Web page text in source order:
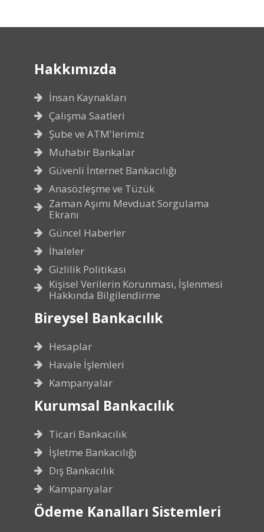
Hakkımızda
İnsan Kaynakları
Çalışma Saatleri
Şube ve ATM'lerimiz
Muhabir Bankalar
Güvenli İnternet Bankacılığı
Anasözleşme ve Tüzük
Zaman Aşımı Mevduat Sorgulama
Ekranı
Güncel Haberler
İhaleler
Gizlilik Politikası
Kişisel Verilerin Korunması, İşlenmesi
Hakkında Bilgilendirme
Bireysel Bankacılık
Hesaplar
Havale İşlemleri
Kampanyalar
Kurumsal Bankacılık
Ticari Bankacılık
İşletme Bankacılığı
Dış Bankacılık
Kampanyalar
Ödeme Kanalları Sistemleri